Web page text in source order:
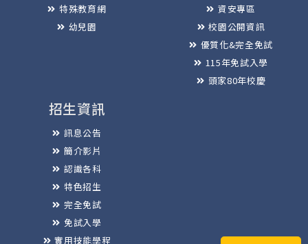
特殊教育網
幼兒園
資安專區
校園公開資訊
優質化&完全免試
115年免試入學
頭家80年校慶
招生資訊
訊息公告
簡介影片
認識各科
特色招生
完全免試
免試入學
實用技能學程